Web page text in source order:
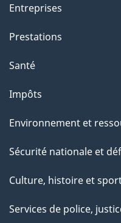
Entreprises
Prestations
Santé
Impôts
Environnement et
Sécurité nationale et
Culture, histoire et
Services de police,